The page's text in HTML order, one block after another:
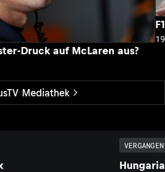
Mediathek
Druck auf McLaren aus?
VERGANGEN